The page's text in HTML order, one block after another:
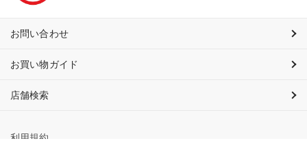
お問い合わせ
お買い物ガイド
店舗検索
利用規約